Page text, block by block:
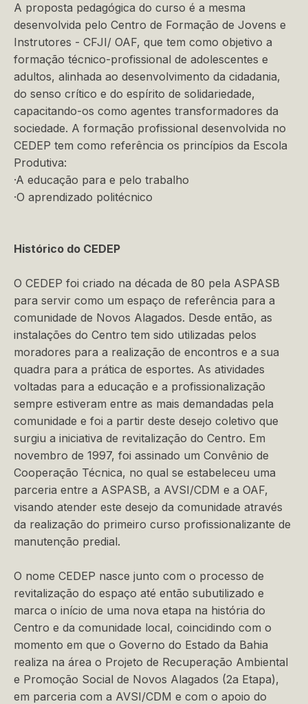
A proposta pedagógica do curso é a mesma
desenvolvida pelo Centro de Formação de Jovens e
Instrutores - CFJI/ OAF, que tem como objetivo a
formação técnico-profissional de adolescentes e
adultos, alinhada ao desenvolvimento da cidadania,
do senso crítico e do espírito de solidariedade,
capacitando-os como agentes transformadores da
sociedade. A formação profissional desenvolvida no
CEDEP tem como referência os princípios da Escola
Produtiva:
·A educação para e pelo trabalho
·O aprendizado politécnico
Histórico do CEDEP
O CEDEP foi criado na década de 80 pela ASPASB
para servir como um espaço de referência para a
comunidade de Novos Alagados. Desde então, as
instalações do Centro tem sido utilizadas pelos
moradores para a realização de encontros e a sua
quadra para a prática de esportes. As atividades
voltadas para a educação e a profissionalização
sempre estiveram entre as mais demandadas pela
comunidade e foi a partir deste desejo coletivo que
surgiu a iniciativa de revitalização do Centro. Em
novembro de 1997, foi assinado um Convênio de
Cooperação Técnica, no qual se estabeleceu uma
parceria entre a ASPASB, a AVSI/CDM e a OAF,
visando atender este desejo da comunidade através
da realização do primeiro curso profissionalizante de
manutenção predial.
O nome CEDEP nasce junto com o processo de
revitalização do espaço até então subutilizado e
marca o início de uma nova etapa na história do
Centro e da comunidade local, coincidindo com o
momento em que o Governo do Estado da Bahia
realiza na área o Projeto de Recuperação Ambiental
e Promoção Social de Novos Alagados (2a Etapa),
em parceria com a AVSI/CDM e com o apoio do